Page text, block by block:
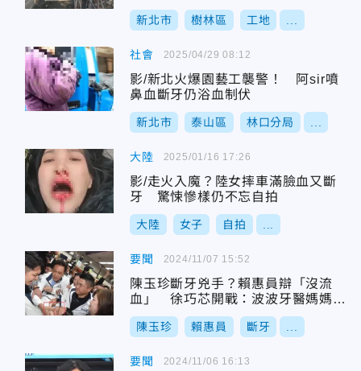
新北市 樹林區 工地
社會
影/新北火爆園藝工襲警！ 阿sir噴
鼻血斷牙仍浴血制伏
新北市 泰山區 林口分局
2025/04/29 08:12
大陸
影/走火入魔？陸女摔車滿臉血又斷
牙 驚悚慘樣仍不忘自拍
大陸 女子 自拍
2025/01/16 17:26
要聞
陳玉珍斷牙兇手？賴惠員辯「沒流
血」 徐巧芯開戰：波波牙醫媽媽對
牙齒沒概念
陳玉珍 賴惠員 斷牙
2024/11/07 15:52
要聞 2024/11/06 16:13